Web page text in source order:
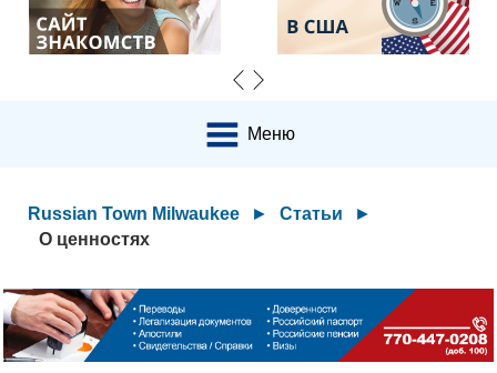
Меню
Russian Town Milwaukee ► Статьи
►
О ценностях